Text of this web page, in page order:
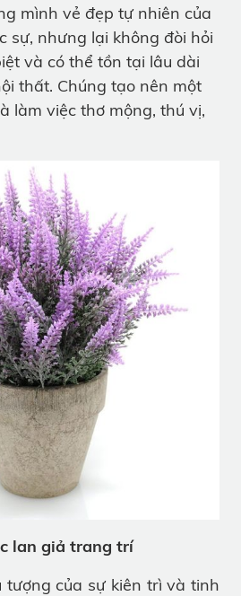
mình vẻ đẹp tự nhiên của
sự, nhưng lại không đòi hỏi
và có thể tồn tại lâu dài
thất. Chúng tạo nên một
làm việc thơ mộng, thú vị,
lan giả trang trí
tượng của sự kiên trì và tinh